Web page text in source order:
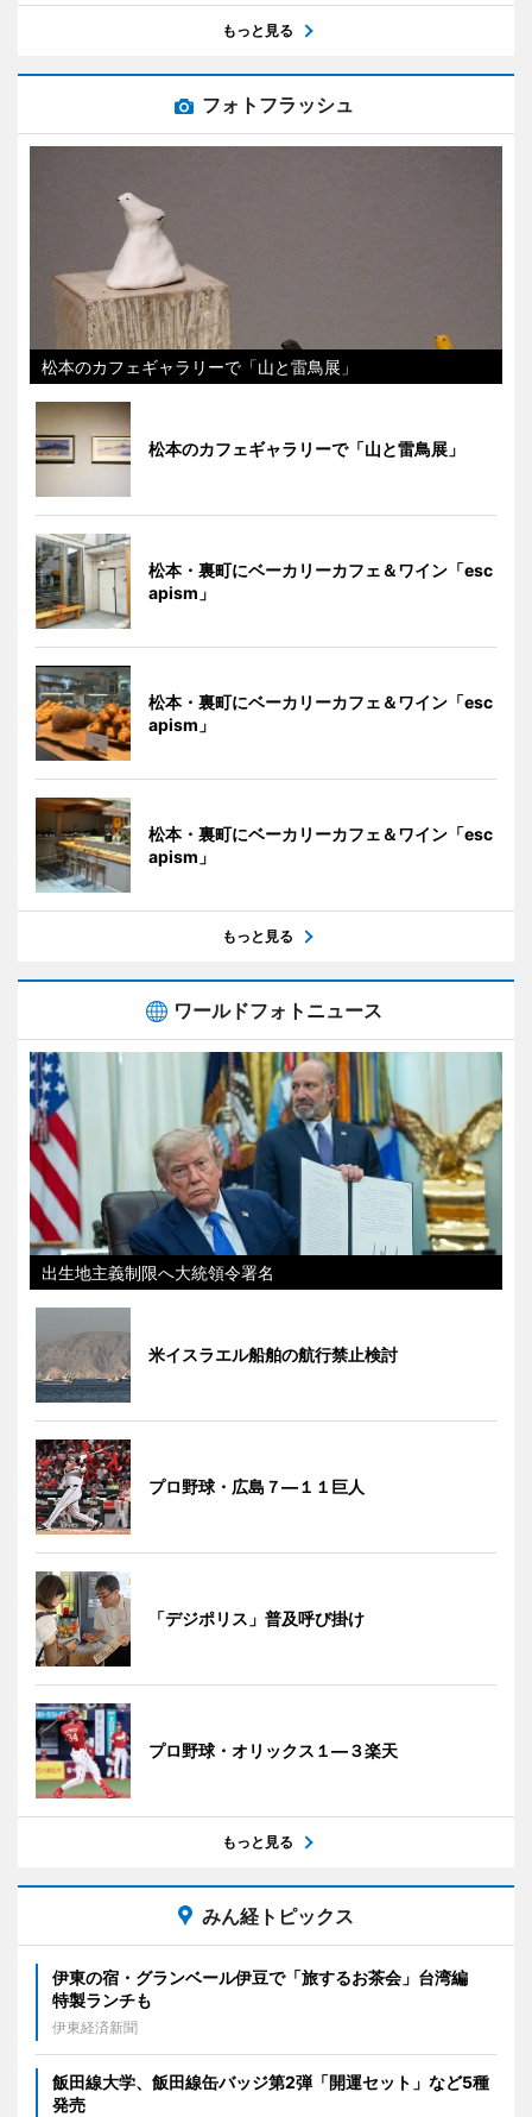
もっと見る
フォトフラッシュ
松本のカフェギャラリーで「山と雷鳥展」
松本のカフェギャラリーで「山と雷鳥展」
松本・裏町にベーカリーカフェ＆ワイン「esc
apism」
松本・裏町にベーカリーカフェ＆ワイン「esc
apism」
松本・裏町にベーカリーカフェ＆ワイン「esc
apism」
もっと見る
ワールドフォトニュース
出生地主義制限へ大統領令署名
米イスラエル船舶の航行禁止検討
プロ野球・広島７―１１巨人
「デジポリス」普及呼び掛け
プロ野球・オリックス１―３楽天
もっと見る
みん経トピックス
伊東の宿・グランベール伊豆で「旅するお茶会」台湾編
特製ランチも
伊東経済新聞
飯田線大学、飯田線缶バッジ第2弾「開運セット」など5種
発売